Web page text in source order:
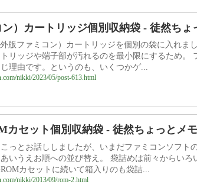
）カートリッジ個別収納袋 - 徒然ちょ
版ファミコン）カートリッジを個別の袋に入れま
リッジや端子部が汚れるのを最小限にするため。
理由です。というのも、いくつかゲ...
nikki/2023/05/post-613.html
カセット個別収納袋 - 徒然ちょっとメ
っとお話ししましたが、いまだファミコンソフト
いうえお順への並び替え。 袋詰めは前々からいろ
カセットに続いて箱入りのも袋詰...
nikki/2013/09/rom-2.html